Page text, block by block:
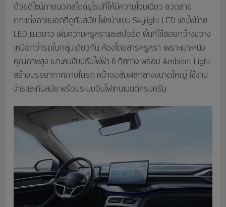
ด้วยดีไซน์ภายนอกสไตล์ยุโรปที่ให้มีความโฉบเฉี่ยว ลวดลาย
ตกแต่งภายนอกที่ดูทันสมัย ไฟหน้าแบบ Skylight LED และไฟท้าย
LED แนวยาว เพิ่มความหรูหราและสปอร์ต พื้นที่ใช้สอยกว้างขวาง
เหนือกว่ารถในกลุ่มเดียวกัน ห้องโดยสารหรูหรา เพราะเบาะหนัง
คุณภาพสูง เบาะคนขับปรับไฟฟ้า 6 ทิศทาง พร้อม Ambient Light
สร้างบรรยากาศภายในรถ หน้าจอสัมผัสกลางขนาดใหญ่ ใช้งาน
ง่ายและทันสมัย พร้อมระบบอินโฟเทนเมนต์ครบครัน